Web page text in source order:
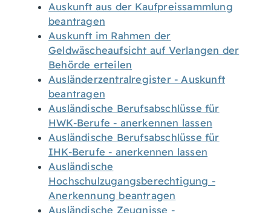
Auskunft aus der Kaufpreissammlung
beantragen
Auskunft im Rahmen der
Geldwäscheaufsicht auf Verlangen der
Behörde erteilen
Ausländerzentralregister - Auskunft
beantragen
Ausländische Berufsabschlüsse für
HWK-Berufe - anerkennen lassen
Ausländische Berufsabschlüsse für
IHK-Berufe - anerkennen lassen
Ausländische
Hochschulzugangsberechtigung -
Anerkennung beantragen
Ausländische Zeugnisse -